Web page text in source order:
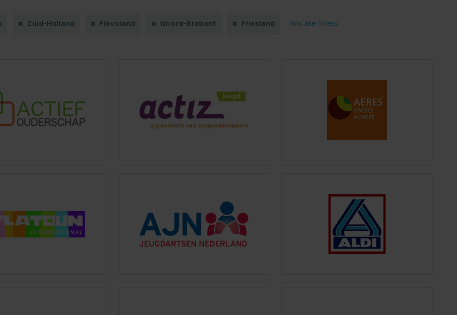
Zuid-Holland Flevoland Noord-Brabant Friesland Wis alle filters